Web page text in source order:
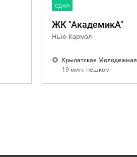
CДАН
ЖК "АкадемикА"
Нью-Кармэл
Крылатское Молодежная
19 мин. пешком